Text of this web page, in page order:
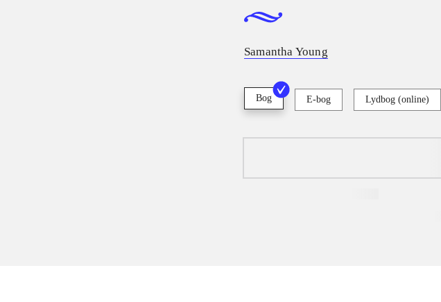
Samantha Young
Bog E-bog Lydbog (online)